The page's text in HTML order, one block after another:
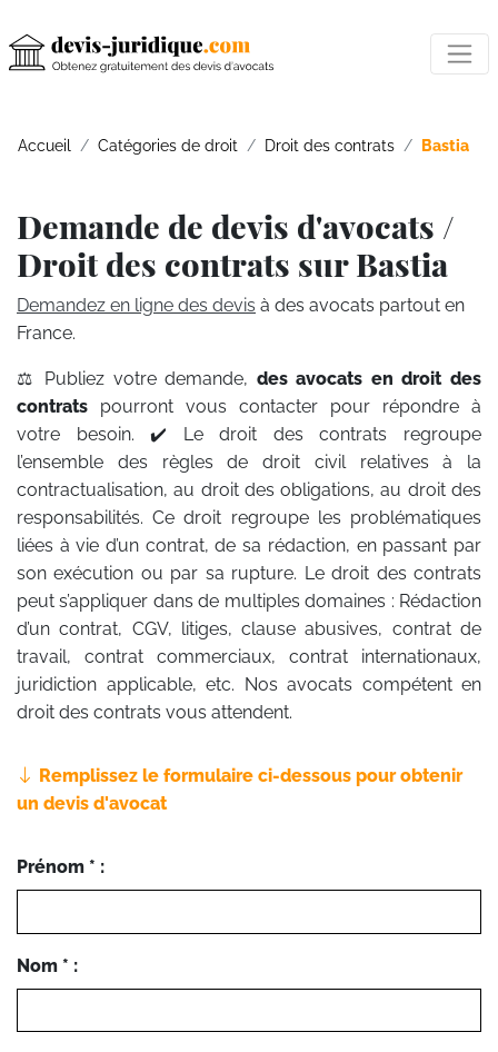
Accueil Catégories de droit Droit des contrats Bastia
Demande de devis d'avocats /
Droit des contrats sur Bastia
Demandez en ligne des devis à des avocats partout en
France.
⚖️ Publiez votre demande, des avocats en droit des
contrats pourront vous contacter pour répondre à
votre besoin. ✔️ Le droit des contrats regroupe
l’ensemble des règles de droit civil relatives à la
contractualisation, au droit des obligations, au droit des
responsabilités. Ce droit regroupe les problématiques
liées à vie d’un contrat, de sa rédaction, en passant par
son exécution ou par sa rupture. Le droit des contrats
peut s’appliquer dans de multiples domaines : Rédaction
d’un contrat, CGV, litiges, clause abusives, contrat de
travail, contrat commerciaux, contrat internationaux,
juridiction applicable, etc. Nos avocats compétent en
droit des contrats vous attendent.
Remplissez le formulaire ci-dessous pour obtenir
un devis d'avocat
Prénom * :
Nom * :